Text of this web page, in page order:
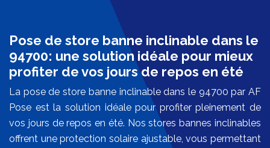
Pose de store banne inclinable dans le
94700: une solution idéale pour mieux
profiter de vos jours de repos en été
La pose de store banne inclinable dans le 94700 par AF
Pose est la solution idéale pour profiter pleinement de
vos jours de repos en été. Nos stores bannes inclinables
offrent une protection solaire ajustable, vous permettant